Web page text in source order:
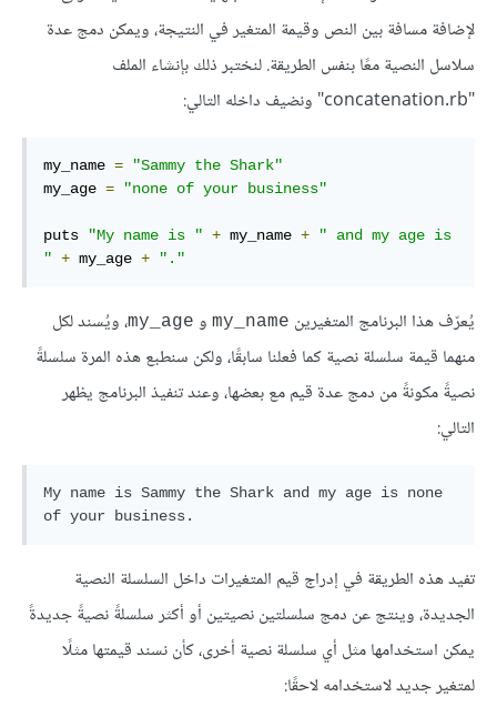
لإضافة مسافة بين النص وقيمة المتغير في النتيجة، ويمكن دمج عدة
سلاسل النصية معًا بنفس الطريقة. لنختبر ذلك بإنشاء الملف
"concatenation.rb" ونضيف داخله التالي:
my_name =
"Sammy the Shark"
my_age = "none of your business"
puts "My name is " + my_name +
" and my age is
" + my_age + "."
يُعرّف هذا البرنامج المتغيرين my_name و my_age، ويُسند لكل
منهما قيمة سلسلة نصية كما فعلنا سابقًا، ولكن سنطبع هذه المرة سلسلةً
نصيةً مكونةً من دمج عدة قيم مع بعضها، وعند تنفيذ البرنامج يظهر
التالي:
My name is Sammy the Shark and my age is none
تفيد هذه الطريقة في إدراج قيم المتغيرات داخل السلسلة النصية
الجديدة، وينتج عن دمج سلسلتين نصيتين أو أكثر سلسلةً نصيةً جديدةً
يمكن استخدامها مثل أي سلسلة نصية أخرى، كأن نسند قيمتها مثلًا
لمتغير جديد لاستخدامه لاحقًا: